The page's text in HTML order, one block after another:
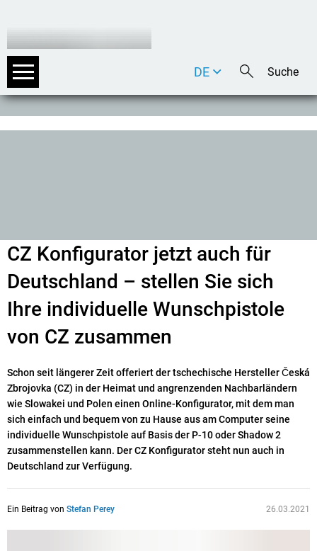
DE
EN
CZ Konfigurator jetzt auch für
Deutschland – stellen Sie sich
Ihre individuelle Wunschpistole
von CZ zusammen
Schon seit längerer Zeit offeriert der tschechische Hersteller Česká
Zbrojovka (CZ) in der Heimat und angrenzenden Nachbarländern
wie Slowakei und Polen einen Online-Konfigurator, mit dem man
sich einfach und bequem von zu Hause aus am Computer seine
individuelle Wunschpistole auf Basis der P-10 oder Shadow 2
zusammenstellen kann. Der CZ Konfigurator steht nun auch in
Deutschland zur Verfügung.
Ein Beitrag von Stefan Perey 26.03.2021